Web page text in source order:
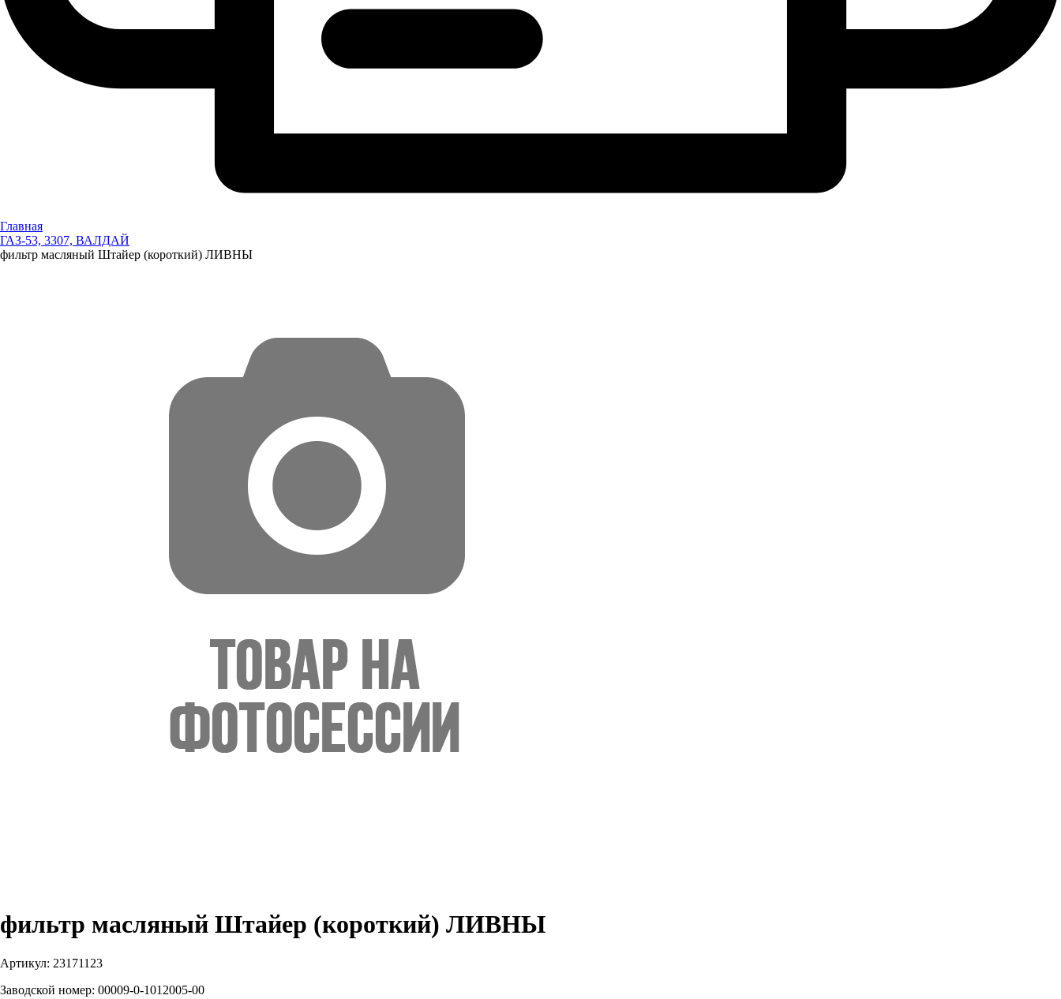
Главная
ГАЗ-53, 3307, ВАЛДАЙ
фильтр масляный Штайер (короткий) ЛИВНЫ
фильтр масляный Штайер (короткий) ЛИВНЫ
Артикул: 23171123
Заводской номер: 00009-0-1012005-00